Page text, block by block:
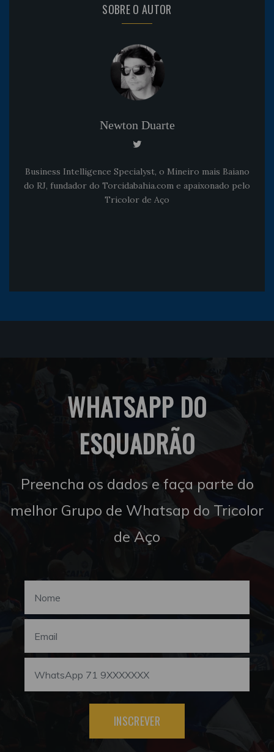
SOBRE O AUTOR
Newton Duarte
Business Intelligence Specialyst, o Mineiro mais Baiano
do RJ, fundador do Torcidabahia.com e apaixonado pelo
Tricolor de Aço
WHATSAPP DO
ESQUADRÃO
Preencha os dados e faça parte do
melhor Grupo de Whatsap do Tricolor
de Aço
INSCREVER